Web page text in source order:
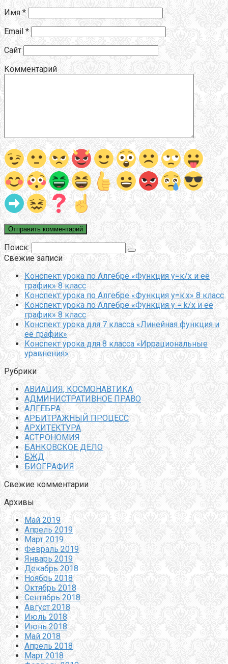
Имя *
Email *
Сайт
Комментарий
Поиск:
Свежие записи
Конспект урока по Алгебре «Функция у=к/х и её
график» 8 класс
Конспект урока по Алгебре «Функция у=к:х» 8 класс
Конспект урока по Алгебре «Функция y = k/x и её
график» 8 класс
Конспект урока для 7 класса «Линейная функция и
её график»
Конспект урока для 8 класса «Иррациональные
уравнения»
Рубрики
АВИАЦИЯ, КОСМОНАВТИКА
АДМИНИСТРАТИВНОЕ ПРАВО
АЛГЕБРА
АРБИТРАЖНЫЙ ПРОЦЕСС
АРХИТЕКТУРА
АСТРОНОМИЯ
БАНКОВСКОЕ ДЕЛО
БЖД
БИОГРАФИЯ
Свежие комментарии
Архивы
Май 2019
Апрель 2019
Март 2019
Февраль 2019
Январь 2019
Декабрь 2018
Ноябрь 2018
Октябрь 2018
Сентябрь 2018
Август 2018
Июль 2018
Июнь 2018
Май 2018
Апрель 2018
Март 2018